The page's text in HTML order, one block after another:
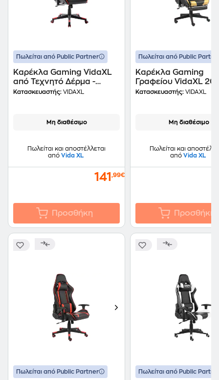
Πωλείται από Public Partner
Καρέκλα Gaming VidaXL
από Τεχνητό Δέρμα -
Μαύρη/Κόκκινη
Κατασκευαστής: VIDAXL
Μη διαθέσιμο
Πωλείται και αποστέλλεται
από Vida XL
141 ,99€
Προσθήκη
Πωλείται από Public
Καρέκλα Gaming
Γραφείου VidaXL
από Τεχνητό Δέρμα -
Κατασκευαστής: VIDAXL
Μη διαθέσιμο
Πωλείται και
από Vida XL
Προσθήκη
Πωλείται από Public Partner Πωλείται από Public